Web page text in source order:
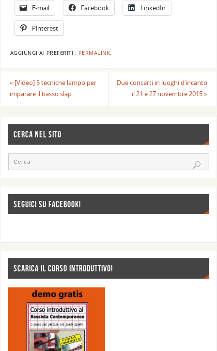
E-mail Facebook LinkedIn
Pinterest
AGGIUNGI AI PREFERITI : PERMALINK.
« [Video] 5 tecniche lampo per
imparare il basso slap
Due concerti in luoghi d’incanto
il 21 e 27 novembre 2015»
CERCA NEL SITO
SEGUICI SU FACEBOOK!
SCARICA IL CORSO INTRODUTTIVO!